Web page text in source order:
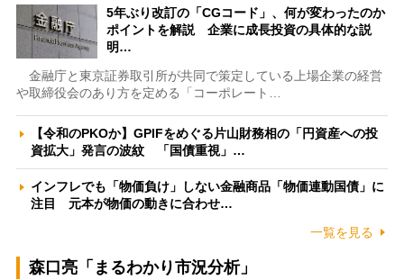
5年ぶり改訂の「CGコード」、何が変わったのか
ポイントを解説 企業に成長投資の具体的な説
明…
金融庁と東京証券取引所が共同で策定している上場企業の経営
や取締役会のあり方を定める「コーポレート…
【令和のPKOか】GPIFをめぐる片山財務相の「円資産への投
資拡大」発言の波紋 「国債重視」…
インフレでも「物価負け」しない金融商品「物価連動国債」に
注目 元本が物価の動きに合わせ…
一覧を見る
森口亮「まるわかり市況分析」